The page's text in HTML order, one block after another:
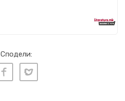
Сподели: